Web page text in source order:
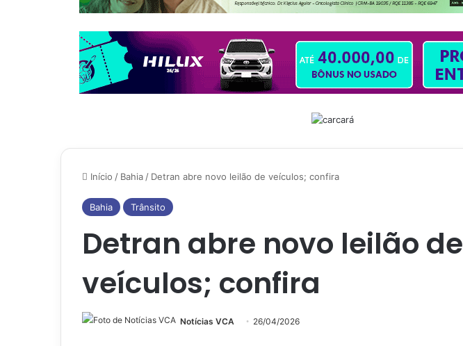
Início / Bahia / Detran abre novo leilão de veículos; confira
Bahia Trânsito
Detran abre novo leilão de
veículos; confira
Notícias VCA 26/04/2026